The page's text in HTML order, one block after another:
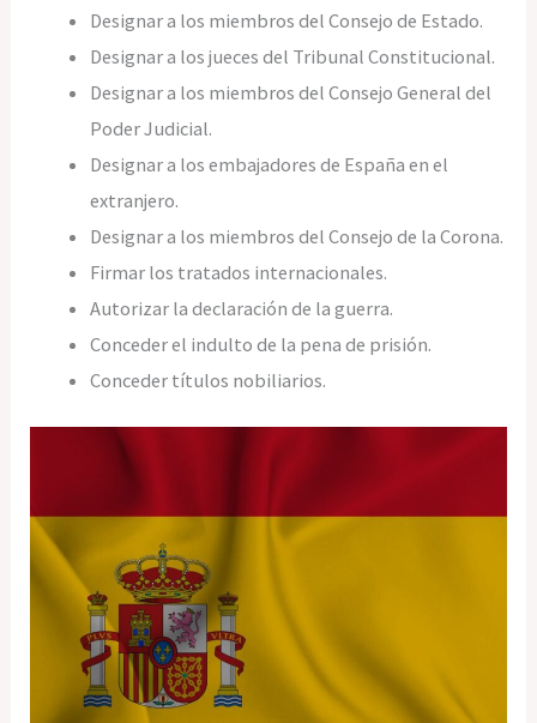
Designar a los miembros del Consejo de Estado.
Designar a los jueces del Tribunal Constitucional.
Designar a los miembros del Consejo General del
Poder Judicial.
Designar a los embajadores de España en el
extranjero.
Designar a los miembros del Consejo de la Corona.
Firmar los tratados internacionales.
Autorizar la declaración de la guerra.
Conceder el indulto de la pena de prisión.
Conceder títulos nobiliarios.